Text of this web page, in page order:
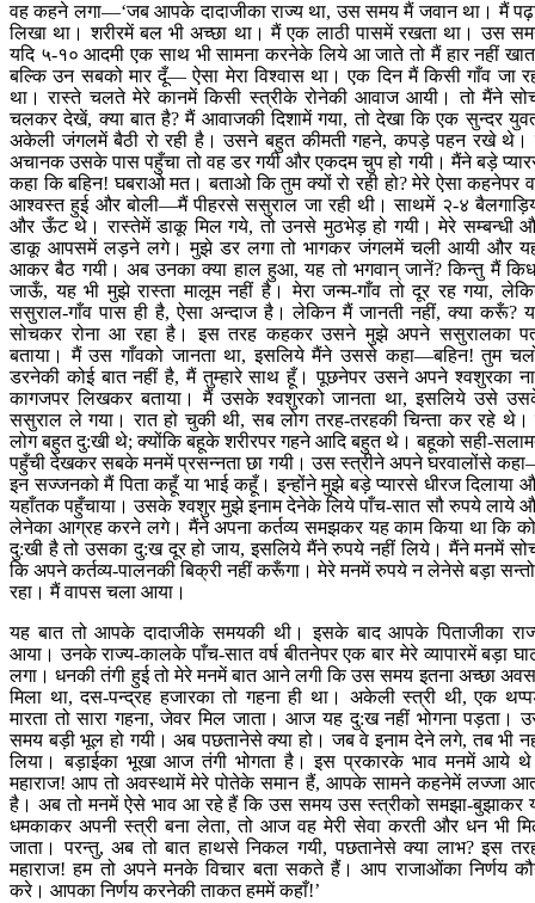
वह कहने लगा—‘जब आपके दादाजीका राज्य था, उस समय मैं जवान था। मैं
लिखा था। शरीरमें बल भी अच्छा था। मैं एक लाठी पासमें रखता था। उस
यदि ५-१० आदमी एक साथ भी सामना करनेके लिये आ जाते तो मैं हार नहीं
बल्कि उन सबको मार दूँ— ऐसा मेरा विश्वास था। एक दिन मैं किसी गाँव जा
था। रास्ते चलते मेरे कानमें किसी स्त्रीके रोनेकी आवाज आयी। तो मैंने
चलकर देखें, क्या बात है? मैं आवाजकी दिशामें गया, तो देखा कि एक सुन्दर
अकेली जंगलमें बैठी रो रही है। उसने बहुत कीमती गहने, कपड़े पहन रखे थे।
अचानक उसके पास पहुँचा तो वह डर गयी और एकदम चुप हो गयी। मैंने बड़े
कहा कि बहिन! घबराओ मत। बताओ कि तुम क्यों रो रही हो? मेरे ऐसा कहनेपर
आश्वस्त हुई और बोली—मैं पीहरसे ससुराल जा रही थी। साथमें २-४
और ऊँट थे। रास्तेमें डाकू मिल गये, तो उनसे मुठभेड़ हो गयी। मेरे सम्बन्धी
डाकू आपसमें लड़ने लगे। मुझे डर लगा तो भागकर जंगलमें चली आयी और
आकर बैठ गयी। अब उनका क्या हाल हुआ, यह तो भगवान् जानें? किन्तु मैं
जाऊँ, यह भी मुझे रास्ता मालूम नहीं है। मेरा जन्म-गाँव तो दूर रह गया,
ससुराल-गाँव पास ही है, ऐसा अन्दाज है। लेकिन मैं जानती नहीं, क्या करूँ?
सोचकर रोना आ रहा है। इस तरह कहकर उसने मुझे अपने ससुरालका
बताया। मैं उस गाँवको जानता था, इसलिये मैंने उससे कहा—बहिन! तुम
डरनेकी कोई बात नहीं है, मैं तुम्हारे साथ हूँ। पूछनेपर उसने अपने श्वशुरका
कागजपर लिखकर बताया। मैं उसके श्वशुरको जानता था, इसलिये उसे
ससुराल ले गया। रात हो चुकी थी, सब लोग तरह-तरहकी चिन्ता कर रहे थे।
लोग बहुत दु:खी थे; क्योंकि बहूके शरीरपर गहने आदि बहुत थे। बहूको सही-
पहुँची देखकर सबके मनमें प्रसन्नता छा गयी। उस स्त्रीने अपने घरवालोंसे
इन सज्जनको मैं पिता कहूँ या भाई कहूँ। इन्होंने मुझे बड़े प्यारसे धीरज दिलाया
यहाँतक पहुँचाया। उसके श्वशुर मुझे इनाम देनेके लिये पाँच-सात सौ रुपये लाये
लेनेका आग्रह करने लगे। मैंने अपना कर्तव्य समझकर यह काम किया था कि
दु:खी है तो उसका दु:ख दूर हो जाय, इसलिये मैंने रुपये नहीं लिये। मैंने मनमें
कि अपने कर्तव्य-पालनकी बिक्री नहीं करूँगा। मेरे मनमें रुपये न लेनेसे बड़ा
रहा। मैं वापस चला आया।
यह बात तो आपके दादाजीके समयकी थी। इसके बाद आपके पिताजीका
आया। उनके राज्य-कालके पाँच-सात वर्ष बीतनेपर एक बार मेरे व्यापारमें बड़ा
लगा। धनकी तंगी हुई तो मेरे मनमें बात आने लगी कि उस समय इतना अच्छा
मिला था, दस-पन्द्रह हजारका तो गहना ही था। अकेली स्त्री थी, एक
मारता तो सारा गहना, जेवर मिल जाता। आज यह दु:ख नहीं भोगना पड़ता।
समय बड़ी भूल हो गयी। अब पछतानेसे क्या हो। जब वे इनाम देने लगे, तब भी
लिया। बड़ाईका भूखा आज तंगी भोगता है। इस प्रकारके भाव मनमें आये
महाराज! आप तो अवस्थामें मेरे पोतेके समान हैं, आपके सामने कहनेमें लज्जा
है। अब तो मनमें ऐसे भाव आ रहे हैं कि उस समय उस स्त्रीको समझा-बुझाकर
धमकाकर अपनी स्त्री बना लेता, तो आज वह मेरी सेवा करती और धन भी
जाता। परन्तु, अब तो बात हाथसे निकल गयी, पछतानेसे क्या लाभ? इस
महाराज! हम तो अपने मनके विचार बता सकते हैं। आप राजाओंका निर्णय
करे। आपका निर्णय करनेकी ताकत हममें कहाँ!’